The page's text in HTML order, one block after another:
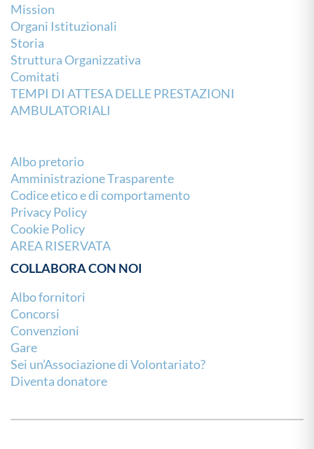
Mission
Organi Istituzionali
Storia
Struttura Organizzativa
Comitati
TEMPI DI ATTESA DELLE PRESTAZIONI
AMBULATORIALI
Albo pretorio
Amministrazione Trasparente
Codice etico e di comportamento
Privacy Policy
Cookie Policy
AREA RISERVATA
COLLABORA CON NOI
Albo fornitori
Concorsi
Convenzioni
Gare
Sei un’Associazione di Volontariato?
Diventa donatore